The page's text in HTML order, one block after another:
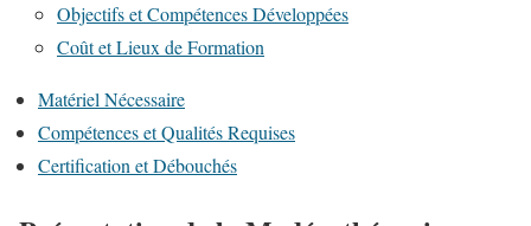
Objectifs et Compétences Développées
Coût et Lieux de Formation
Matériel Nécessaire
Compétences et Qualités Requises
Certification et Débouchés